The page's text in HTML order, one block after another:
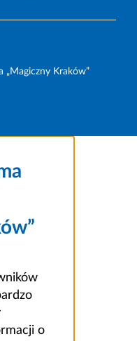
„Magiczny Kraków”
o